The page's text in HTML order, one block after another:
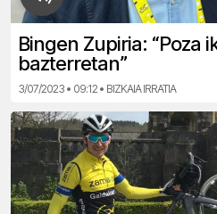
Bingen Zupiria: “Poza
bazterretan”
3/07/2023 • 09:12 • BIZKAIA IRRATIA